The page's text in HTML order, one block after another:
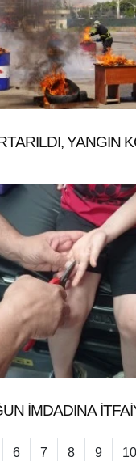
YANGIN
İMDADINA
6 7 8 9 10